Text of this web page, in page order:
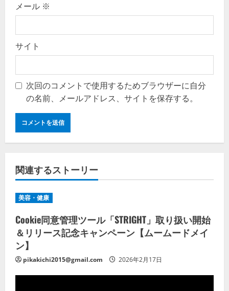
メール ※
サイト
次回のコメントで使用するためブラウザーに自分
の名前、メールアドレス、サイトを保存する。
関連するストーリー
美容・健康
Cookie同意管理ツール「STRIGHT」取り扱い開始
＆リリース記念キャンペーン【ムームードメイ
ン】
pikakichi2015@gmail.com 2026年2月17日